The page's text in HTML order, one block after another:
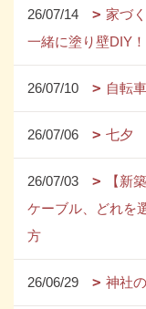
26/07/14
家づ
一緒に塗り壁DIY！
26/07/10 自転
26/07/06 七夕
26/07/03
【新
ケーブル、どれを
方
26/06/29 神社